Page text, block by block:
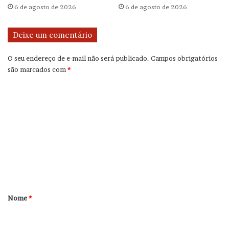
6 de agosto de 2026 6 de agosto de 2026
Deixe um comentário
O seu endereço de e-mail não será publicado. Campos obrigatórios
são marcados com *
r
Nome*